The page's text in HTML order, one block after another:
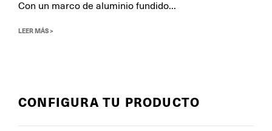
Con un marco de aluminio fundido...
LEER MÁS >
CONFIGURA TU PRODUCTO